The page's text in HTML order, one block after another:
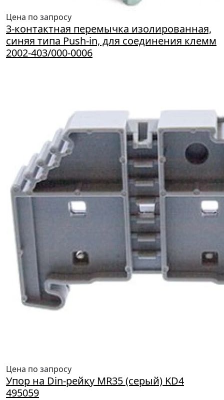
Цена по запросу
3-контактная перемычка изолированная,
синяя типа Push-in, для соединения клемм
2002-403/000-0006
Цена по запросу
Упор на Din-рейку MR35 (серый) KD4
495059